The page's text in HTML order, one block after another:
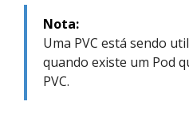
Nota:
Uma PVC está sendo
quando existe um Pod
PVC.